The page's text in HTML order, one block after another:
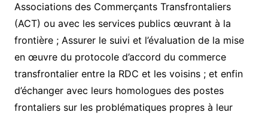
Associations des Commerçants Transfrontaliers
(ACT) ou avec les services publics œuvrant à la
frontière ; Assurer le suivi et l’évaluation de la mise
en œuvre du protocole d’accord du commerce
transfrontalier entre la RDC et les voisins ; et enfin
d’échanger avec leurs homologues des postes
frontaliers sur les problématiques propres à leur